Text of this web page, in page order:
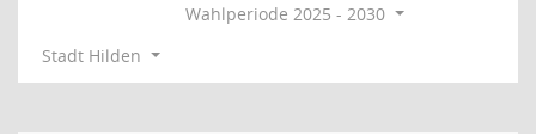
Wahlperiode 2025 - 2030
Stadt Hilden